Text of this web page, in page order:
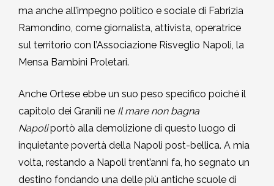
ma anche all’impegno politico e sociale di Fabrizia
Ramondino, come giornalista, attivista, operatrice
sul territorio con l’Associazione Risveglio Napoli, la
Mensa Bambini Proletari.
Anche Ortese ebbe un suo peso specifico poiché il
capitolo dei Granili ne Il mare non bagna
Napoliportò alla demolizione di questo luogo di
inquietante povertà della Napoli post-bellica. A mia
volta, restando a Napoli trent’anni fa, ho segnato un
destino fondando una delle più antiche scuole di